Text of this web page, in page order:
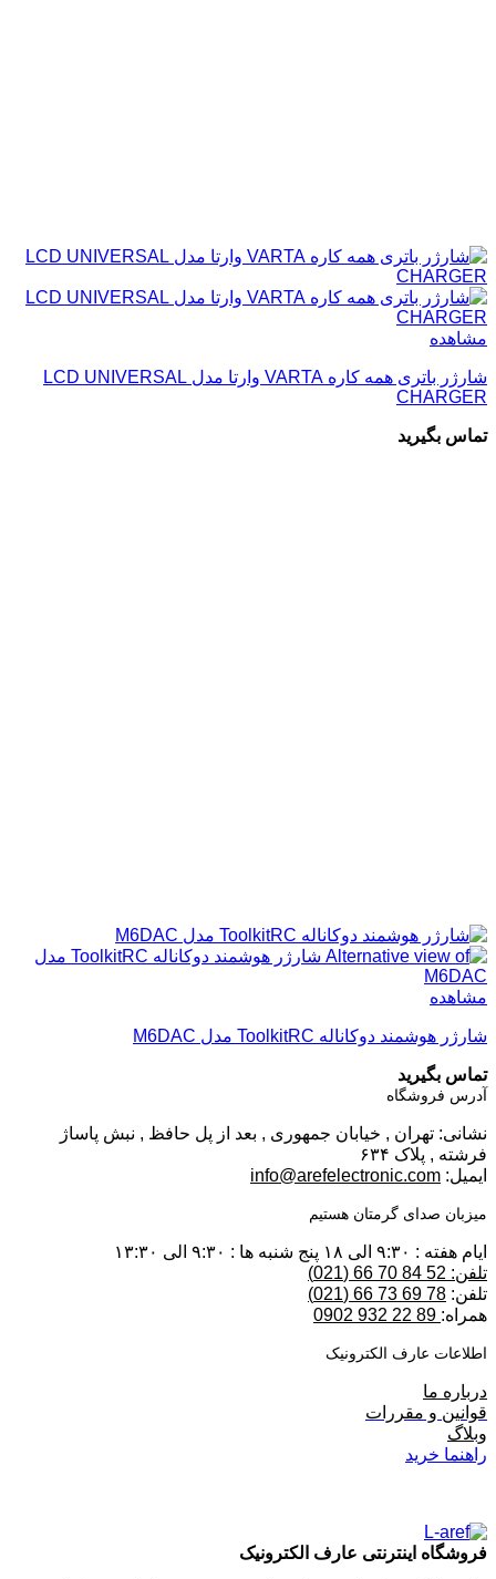
مشاهده
شارژر باتری همه کاره VARTA وارتا مدل LCD UNIVERSAL
CHARGER
تماس بگیرید
مشاهده
شارژر هوشمند دوکاناله ToolkitRC مدل M6DAC
تماس بگیرید
آدرس فروشگاه
نشانی: تهران , خیابان جمهوری , بعد از پل حافظ , نبش پاساژ
فرشته , پلاک ۶۳۴
ایمیل: info@arefelectronic.com
میزبان صدای گرمتان هستیم
ایام هفته : ۹:۳۰ الی ۱۸ پنج شنبه ها : ۹:۳۰ الی ۱۳:۳۰
تلفن: 52 84 70 66 (021)
تلفن: 78 69 73 66 (021)
همراه:
اطلاعات عارف الکترونیک
درباره ما
قوانین و مقررات
وبلاگ
راهنما خرید
فروشگاه اینترنتی عارف الکترونیک